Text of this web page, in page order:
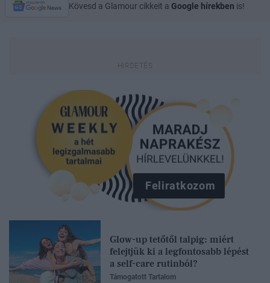
Kövesd a Glamour cikkeit a Google hírekben is!
Feliratkozom
Glow-up tetőtől talpig: miért
felejtjük ki a legfontosabb lépést
a self-care rutinból?
Támogatott Tartalom